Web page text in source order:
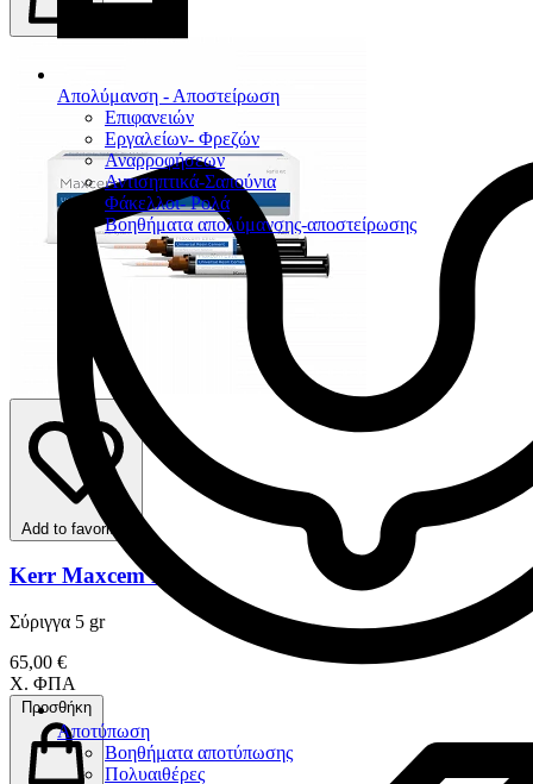
Απολύμανση - Αποστείρωση
Επιφανειών
Εργαλείων- Φρεζών
Αναρροφήσεων
Αντισηπτικά-Σαπούνια
Φάκελλοι- Ρολά
Βοηθήματα απολύμανσης-αποστείρωσης
Αποτύπωση
Βοηθήματα αποτύπωσης
Πολυαιθέρες
Add to favorites
Kerr Maxcem Elite
Σύριγγα 5 gr
65,00 €
Χ. ΦΠΑ
Προσθήκη